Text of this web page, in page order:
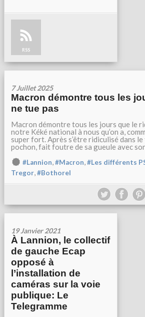
RSS
7 Juillet 2025
Macron démontre tous les
ne tue pas
Macron démontre tous les jours que le
notre Kéké national à nous qu’on a,
super fort. Après s’être ridiculisé dans
pochon, fait foutre de sa gueule avec
#Lannion,#Macron,#Les différents
Tregor,#Bothorel
19 Janvier 2021
À Lannion, le collectif
de gauche Ecap
opposé à
l’installation de
caméras sur la voie
publique: Le
Telegramme